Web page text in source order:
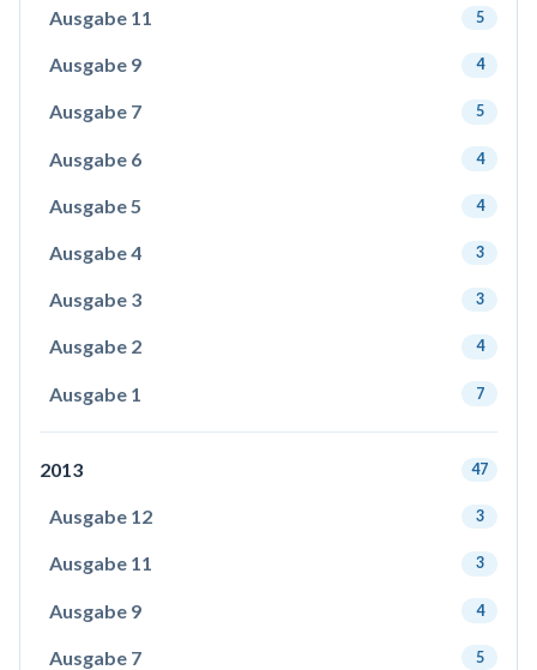
Ausgabe 11 5
Ausgabe 9 4
Ausgabe 7 5
Ausgabe 6 4
Ausgabe 5 4
Ausgabe 4 3
Ausgabe 3 3
Ausgabe 2 4
Ausgabe 1 7
2013 47
Ausgabe 12 3
Ausgabe 11 3
Ausgabe 9 4
Ausgabe 7 5